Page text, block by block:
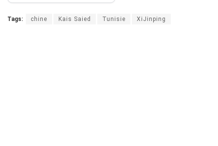
Tags: chine Kais Saied Tunisie XiJinping